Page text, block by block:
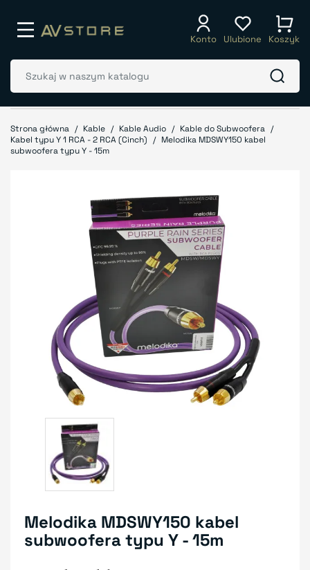
Konto Ulubione Koszyk
Strona główna Kable Kable Audio
Kable do Subwoofera
Kabel typu Y 1 RCA - 2 RCA (Cinch)
Melodika MDSWY150 kabel
subwoofera typu Y - 15m
Melodika MDSWY150 kabel
subwoofera typu Y - 15m